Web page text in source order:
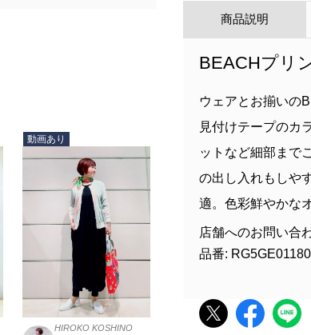
動画あり
HIROKO KOSHINO
商品説明
BEACHプリ
ウェアとお揃いの
見付けテープのカ
ットなど細部まで
の出し入れもしや
適。色彩鮮やかな
店舗へのお問い合
品番: RG5GE01180